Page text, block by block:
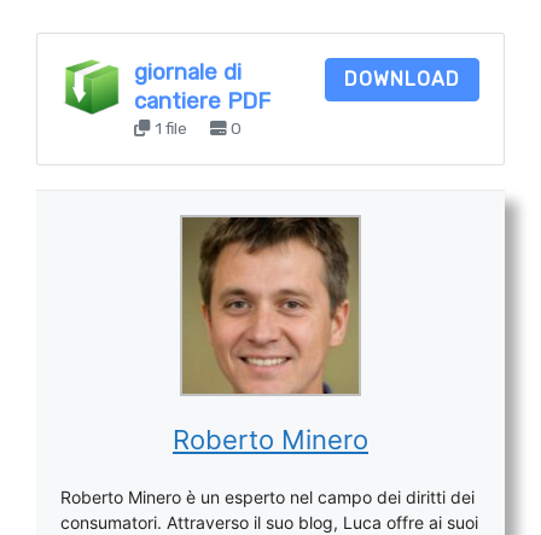
giornale di
cantiere PDF
1 file 0
DOWNLOAD
Roberto Minero
Roberto Minero è un esperto nel campo dei diritti dei
consumatori. Attraverso il suo blog, Luca offre ai suoi